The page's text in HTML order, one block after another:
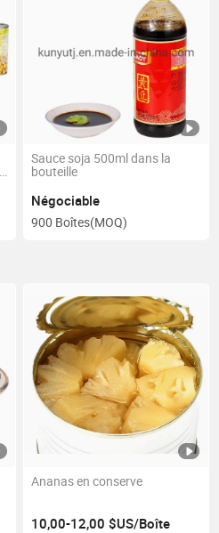
Sauce soja 500ml dans la
bouteille
Négociable
900 Boîtes(MOQ)
Ananas en conserve
10,00-12,00 $US/Boîte